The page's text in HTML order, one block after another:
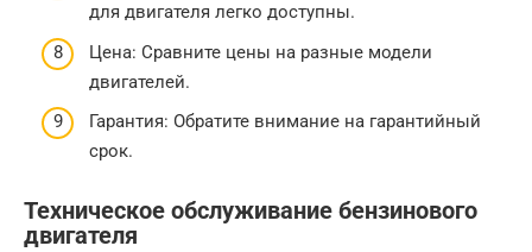
для двигателя легко доступны.
Цена: Сравните цены на разные модели
двигателей.
Гарантия: Обратите внимание на гарантийный
срок.
Техническое обслуживание бензинового
двигателя